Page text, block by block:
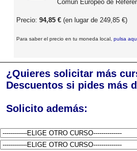
Común Europeo de
Precio: 94,85 € (en lugar de 249,85 €)
Para saber el precio en tu moneda local, pulsa
¿Quieres solicitar más
Descuentos si pides más
Solicito además: